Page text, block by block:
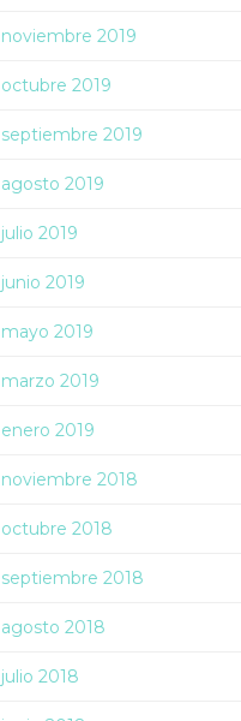
noviembre 2019
octubre 2019
septiembre 2019
agosto 2019
julio 2019
junio 2019
mayo 2019
marzo 2019
enero 2019
noviembre 2018
octubre 2018
septiembre 2018
agosto 2018
julio 2018